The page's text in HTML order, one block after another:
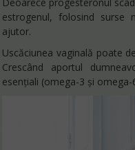
estrogenul, folosind surse
ajutor.
Uscăciunea vaginală poate
Crescând aportul
esențiali (omega-3 și